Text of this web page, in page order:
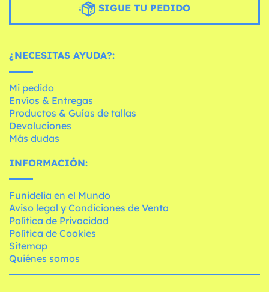
SIGUE TU PEDIDO
¿NECESITAS AYUDA?:
Mi pedido
Envíos & Entregas
Productos & Guías de tallas
Devoluciones
Más dudas
INFORMACIÓN:
Funidelia en el Mundo
Aviso legal y Condiciones de Venta
Política de Privacidad
Política de Cookies
Sitemap
Quiénes somos